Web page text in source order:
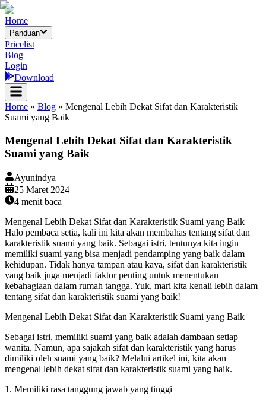
Home
Panduan
Pricelist
Blog
Login
Download
Home » Blog » Mengenal Lebih Dekat Sifat dan Karakteristik
Suami yang Baik
Mengenal Lebih Dekat Sifat dan Karakteristik
Suami yang Baik
Ayunindya
25 Maret 2024
4 menit baca
Mengenal Lebih Dekat Sifat dan Karakteristik Suami yang Baik –
Halo pembaca setia, kali ini kita akan membahas tentang sifat dan
karakteristik suami yang baik. Sebagai istri, tentunya kita ingin
memiliki suami yang bisa menjadi pendamping yang baik dalam
kehidupan. Tidak hanya tampan atau kaya, sifat dan karakteristik
yang baik juga menjadi faktor penting untuk menentukan
kebahagiaan dalam rumah tangga. Yuk, mari kita kenali lebih dalam
tentang sifat dan karakteristik suami yang baik!
Mengenal Lebih Dekat Sifat dan Karakteristik Suami yang Baik
Sebagai istri, memiliki suami yang baik adalah dambaan setiap
wanita. Namun, apa sajakah sifat dan karakteristik yang harus
dimiliki oleh suami yang baik? Melalui artikel ini, kita akan
mengenal lebih dekat sifat dan karakteristik suami yang baik.
1. Memiliki rasa tanggung jawab yang tinggi